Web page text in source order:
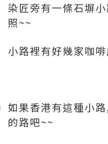
染匠旁有一條石塀
照~~
小路裡有好幾家咖
如果香港有這種小
的路吧~~